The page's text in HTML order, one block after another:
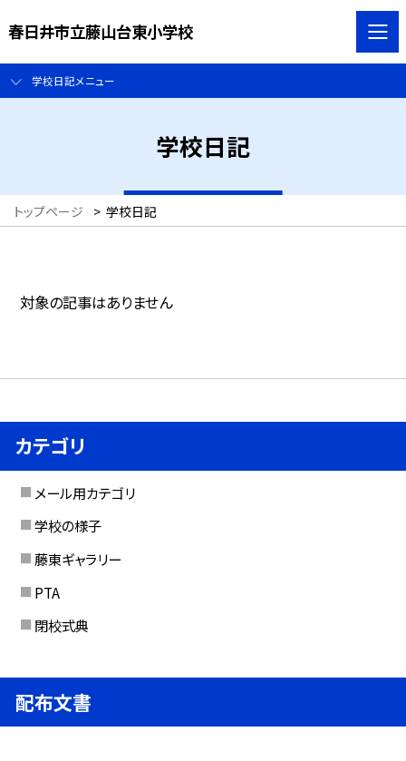
春日井市立藤山台東小学校
学校日記メニュー
学校日記
トップページ > 学校日記
対象の記事はありません
カテゴリ
メール用カテゴリ
学校の様子
藤東ギャラリー
PTA
閉校式典
配布文書